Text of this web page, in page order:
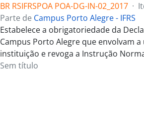
BR RSIFRSPOA POA-DG-IN-02_2017 ·
Parte de Campus Porto Alegre - IFRS
Estabelece a obrigatoriedade da
Campus Porto Alegre que envolvam
instituição e revoga a Instrução
Sem título